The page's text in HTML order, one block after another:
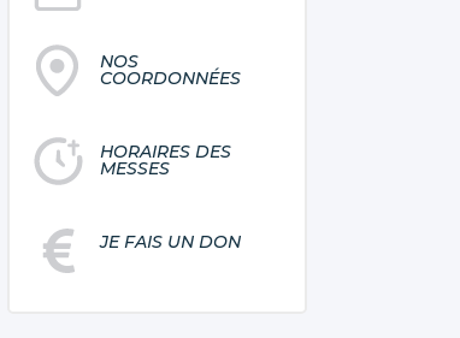
NOS
COORDONNÉES
HORAIRES DES
MESSES
JE FAIS UN DON